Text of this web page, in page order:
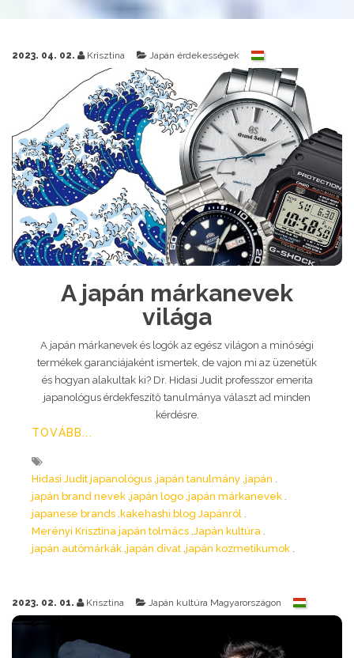
2023. 04. 02. Krisztina Japán érdekességek
A japán márkanevek
világa
A japán márkanevek és logók az egész világon a minőségi
termékek garanciájaként ismertek, de vajon mi az üzenetük
és hogyan alakultak ki? Dr. Hidasi Judit professzor emerita
japanológus érdekfeszítő tanulmánya választ ad minden
kérdésre.
TOVÁBB...
Hidasi Judit japanológus japán tanulmány japán
japán brand nevek japán logo japán márkanevek
japanese brands kakehashi blog Japánról
Merényi Krisztina japán tolmács Japán kultúra
japán autómárkák japán divat japán kozmetikumok
2023. 02. 01. Krisztina Japán kultúra Magyarországon